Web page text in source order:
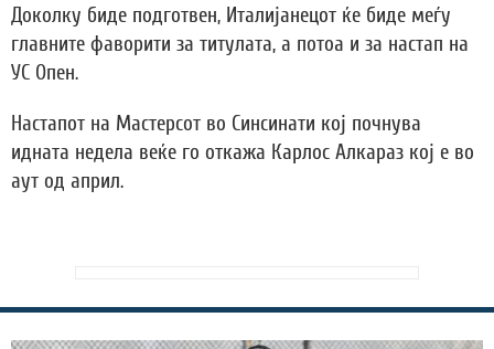
Доколку биде подготвен, Италијанецот ќе биде меѓу
главните фаворити за титулата, а потоа и за настап на
УС Опен.
Настапот на Мастерсот во Синсинати кој почнува
идната недела веќе го откажа Карлос Алкараз кој е во
аут од април.